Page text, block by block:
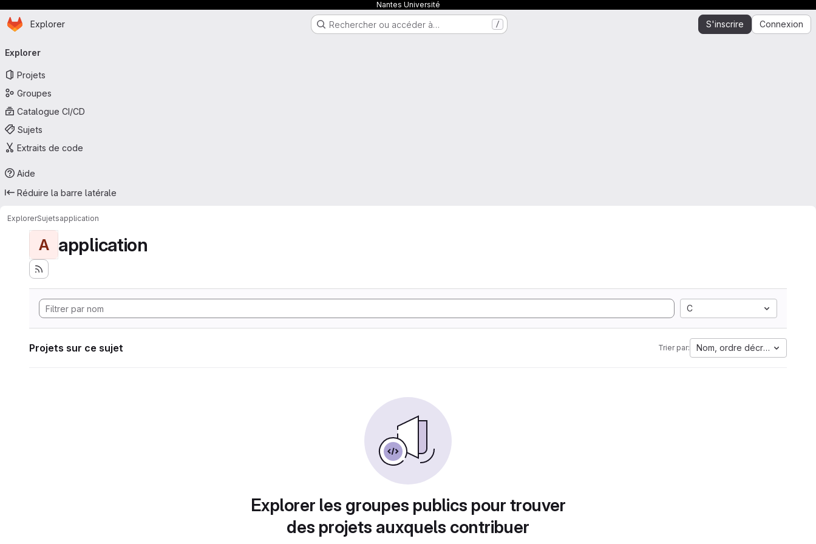
Nantes Université
Passer au contenu principal
Page d'accueil
Explorer Rechercher ou accéder à… / S'inscrire Connexion
principale
Explorer
Projets
Groupes
Catalogue CI/CD
Sujets
Extraits de code
Aide
Réduire la barre latérale
ExplorerSujetsapplication
A application
C
Projets sur ce sujet Trier par: Nom, ordre décroissant
Explorer les groupes publics pour trouver
des projets auxquels contribuer